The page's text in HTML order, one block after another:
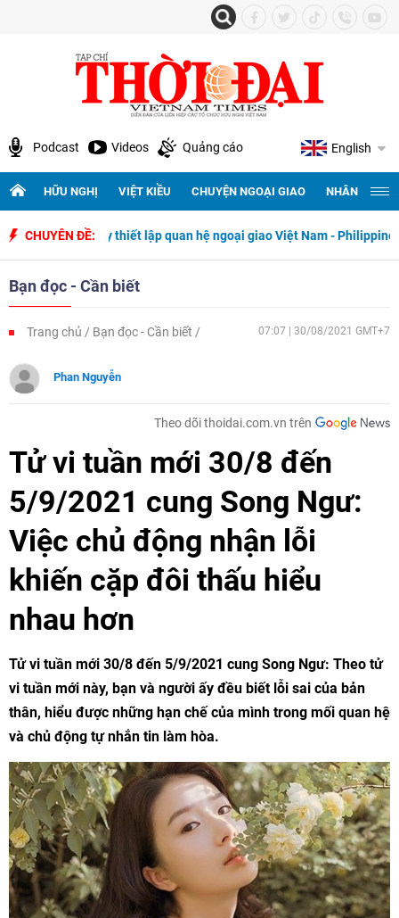
Podcast Videos Quảng cáo English
HỮU NGHỊ VIỆT KIỀU CHUYỆN NGOẠI GIAO NHÂN
CHUYÊN ĐỀ:
năm ngày thiết lập quan hệ ngoại giao Việt Nam - Philippines
Bạn đọc - Cần biết
Trang chủ Bạn đọc - Cần biết 07:07 | 30/08/2021 GMT+7
Phan Nguyễn
Theo dõi thoidai.com.vn trên
Tử vi tuần mới 30/8 đến
5/9/2021 cung Song Ngư:
Việc chủ động nhận lỗi
khiến cặp đôi thấu hiểu
nhau hơn
Tử vi tuần mới 30/8 đến 5/9/2021 cung Song Ngư: Theo tử
vi tuần mới này, bạn và người ấy đều biết lỗi sai của bản
thân, hiểu được những hạn chế của mình trong mối quan hệ
và chủ động tự nhắn tin làm hòa.